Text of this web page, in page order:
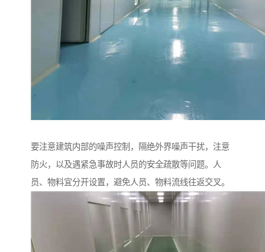
要注意建筑内部的噪声控制，隔绝外界噪声干扰，注意
防火，以及遇紧急事故时人员的安全疏散等问题。人
员、物料宜分开设置，避免人员、物料流线往返交叉。